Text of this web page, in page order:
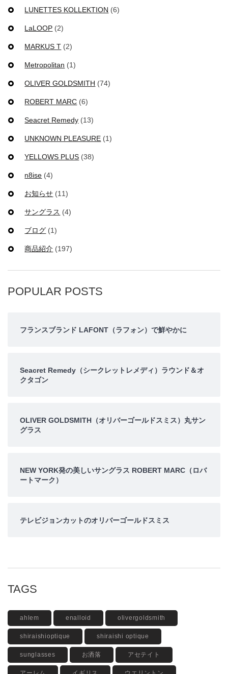
LUNETTES KOLLEKTION (6)
LaLOOP (2)
MARKUS T (2)
Metropolitan (1)
OLIVER GOLDSMITH (74)
ROBERT MARC (6)
Seacret Remedy (13)
UNKNOWN PLEASURE (1)
YELLOWS PLUS (38)
n8ise (4)
お知らせ (11)
サングラス (4)
ブログ (1)
商品紹介 (197)
POPULAR POSTS
フランスブランド LAFONT（ラフォン）で鮮やかに
Seacret Remedy（シークレットレメディ）ラウンド＆オ
クタゴン
OLIVER GOLDSMITH（オリバーゴールドスミス）丸サン
グラス
NEW YORK発の美しいサングラス ROBERT MARC（ロバ
ートマーク）
テレビジョンカットのオリバーゴールドスミス
TAGS
ahlem enalloid olivergoldsmith
shiraishioptique shiraishi optique
sunglasses お洒落 アセテイト